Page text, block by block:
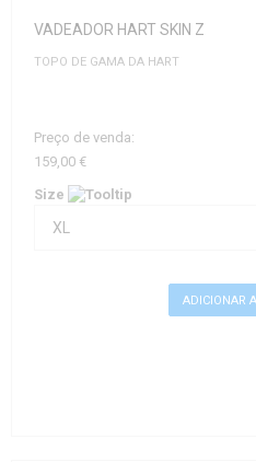
VADEADOR HART SKIN Z
TOPO DE GAMA DA HART
Preço de venda:
159,00 €
Size